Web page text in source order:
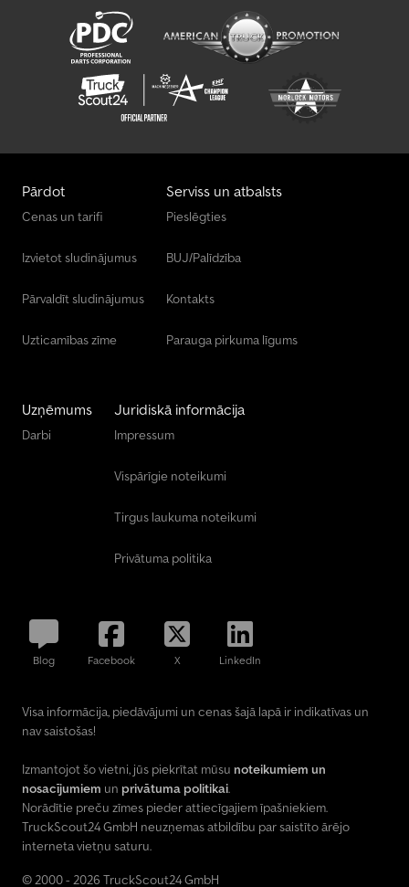
Pārdot
Cenas un tarifi
Izvietot sludinājumus
Pārvaldīt sludinājumus
Uzticamības zīme
Serviss un atbalsts
Pieslēgties
BUJ/Palīdzība
Kontakts
Parauga pirkuma līgums
Uzņēmums
Darbi
Juridiskā informācija
Impressum
Vispārīgie noteikumi
Tirgus laukuma noteikumi
Privātuma politika
Blog Facebook X LinkedIn
Visa informācija, piedāvājumi un cenas šajā lapā ir indikatīvas un
nav saistošas!
Izmantojot šo vietni, jūs piekrītat mūsu noteikumiem un
nosacījumiem un privātuma politikai.
Norādītie preču zīmes pieder attiecīgajiem īpašniekiem.
TruckScout24 GmbH neuzņemas atbildību par saistīto ārējo
interneta vietņu saturu.
© 2000 - 2026 TruckScout24 GmbH